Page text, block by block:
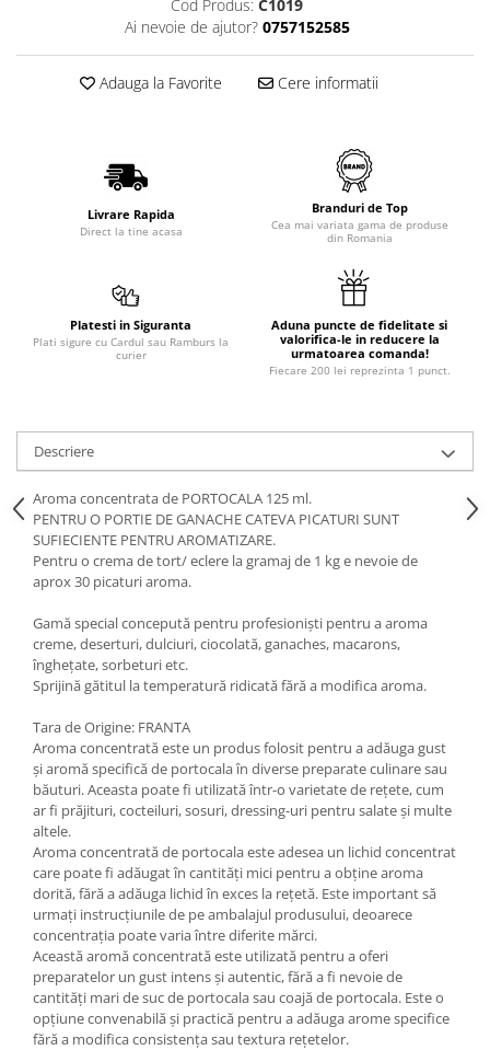
Cod Produs: C1019
Ai nevoie de ajutor? 0757152585
Adauga la Favorite Cere informatii
Livrare Rapida
Direct la tine acasa
Branduri de Top
Cea mai variata gama de produse
din Romania
Platesti in Siguranta
Plati sigure cu Cardul sau Ramburs la
curier
Aduna puncte de fidelitate si
valorifica-le in reducere la
urmatoarea comanda!
Fiecare 200 lei reprezinta 1 punct.
Descriere
Aroma concentrata de PORTOCALA 125 ml.
PENTRU O PORTIE DE GANACHE CATEVA PICATURI SUNT
SUFIECIENTE PENTRU AROMATIZARE.
Pentru o crema de tort/ eclere la gramaj de 1 kg e nevoie de
aprox 30 picaturi aroma.
Gamă special concepută pentru profesioniști pentru a aroma
creme, deserturi, dulciuri, ciocolată, ganaches, macarons,
înghețate, sorbeturi etc.
Sprijină gătitul la temperatură ridicată fără a modifica aroma.
Tara de Origine: FRANTA
Aroma concentrată este un produs folosit pentru a adăuga gust
și aromă specifică de portocala în diverse preparate culinare sau
băuturi. Aceasta poate fi utilizată într-o varietate de rețete, cum
ar fi prăjituri, cocteiluri, sosuri, dressing-uri pentru salate și multe
altele.
Aroma concentrată de portocala este adesea un lichid concentrat
care poate fi adăugat în cantități mici pentru a obține aroma
dorită, fără a adăuga lichid în exces la rețetă. Este important să
urmați instrucțiunile de pe ambalajul produsului, deoarece
concentrația poate varia între diferite mărci.
Această aromă concentrată este utilizată pentru a oferi
preparatelor un gust intens și autentic, fără a fi nevoie de
cantități mari de suc de portocala sau coajă de portocala. Este o
opțiune convenabilă și practică pentru a adăuga arome specifice
fără a modifica consistența sau textura rețetelor.